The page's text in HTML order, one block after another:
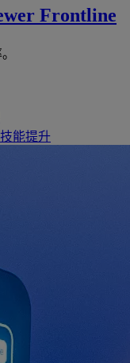
Frontline
能提升